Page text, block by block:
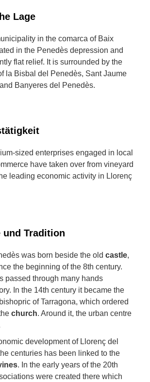
Lage
in the comarca of Baix
in the Penedès depression and
flat relief. It is surrounded by the
la Bisbal del Penedès, Sant Jaume
Banyeres del Penedès.
sized enterprises engaged in local
have taken over from vineyard
leading economic activity in Llorenç
und Tradition
was born beside the old castle,
the beginning of the 8th century.
passed through many hands
In the 14th century it became the
of Tarragona, which ordered
church. Around it, the urban centre
development of Llorenç del
centuries has been linked to the
. In the early years of the 20th
were created there which